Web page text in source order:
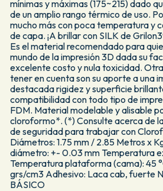
mínimas y máximas (175~215) dado
de un amplio rango térmico de uso.
mucho más con poca temperatura y
de capa. ¡A brillar con SILK de
Es el material recomendado para
mundo de la impresión 3D dada su
excelente costo y nula toxicidad.
tener en cuenta son su aporte a una
destacada rigidez y superficie
compatibilidad con todo tipo de
FDM. Material modelable y alisable
cloroformo*. (*) Consulte acerca de
de seguridad para trabajar con
Diámetros: 1.75 mm / 2.85 Metros x
diámetro: +- 0.03 mm Temperatura
Temperatura plataforma (cama): 45
grs/cm3 Adhesivo: Laca cab, fuerte
BÁSICO